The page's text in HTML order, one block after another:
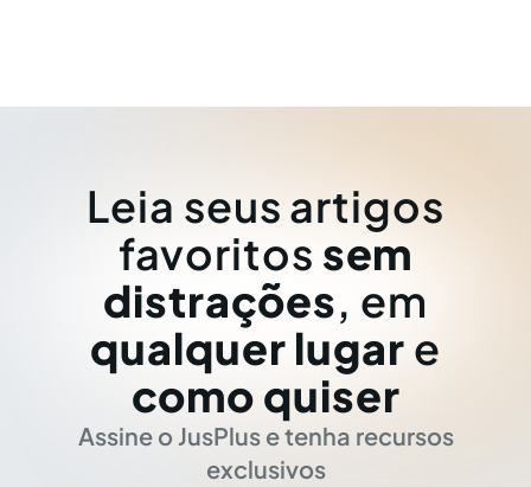
Leia seus artigos
favoritos sem
distrações, em
qualquer lugar e
como quiser
Assine o JusPlus e tenha recursos
exclusivos